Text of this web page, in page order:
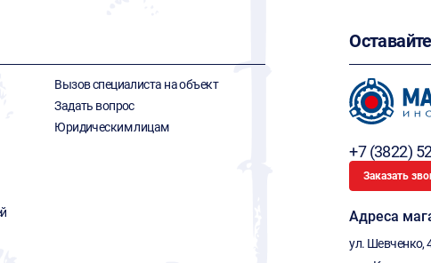
Вызов специалиста на объект
Задать вопрос
Юридическим лицам
+7 (3822)
Заказать
Адреса
ул. Шевченко,